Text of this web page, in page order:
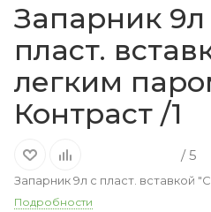
Запарник 9л
пласт.
легким
Контраст /1
/ 5
Запарник 9л с пласт. вставкой
Подробности